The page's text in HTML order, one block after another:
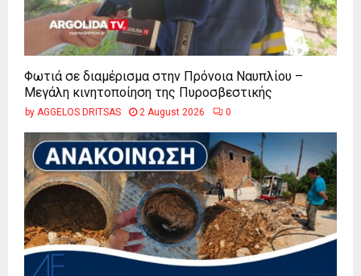
Φωτιά σε διαμέρισμα στην Πρόνοια Ναυπλίου –
Μεγάλη κινητοποίηση της Πυροσβεστικής
by AGGELOS DRITSAS 2 August 2026 0